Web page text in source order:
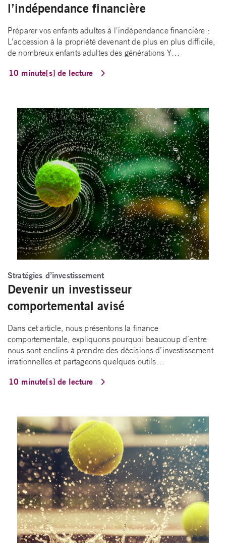
l’indépendance financière
Préparer vos enfants adultes à l'indépendance financière :
L'accession à la propriété devenant de plus en plus difficile,
de nombreux enfants adultes des générations Y…
10 minute[s] de lecture
Stratégies d’investissement
Devenir un investisseur
comportemental avisé
Dans cet article, nous présentons la finance
comportementale, expliquons pourquoi beaucoup d’entre
nous sont enclins à prendre des décisions d’investissement
irrationnelles et partageons quelques outils…
10 minute[s] de lecture